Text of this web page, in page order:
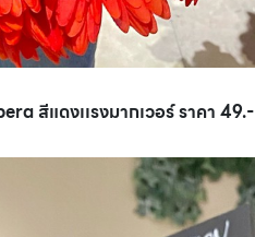
สีแดงเเรงมากเวอร์ ราคา 49.-